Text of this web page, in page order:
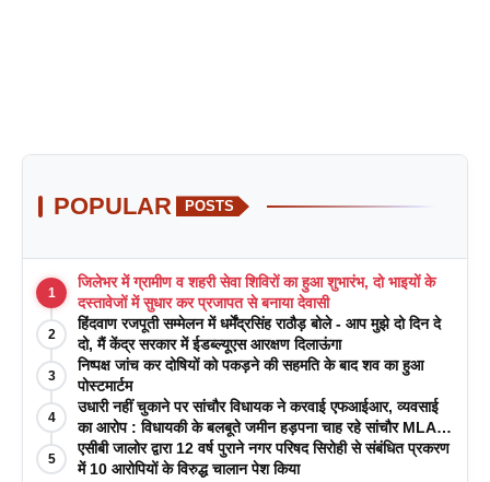
POPULAR POSTS
1
जिलेभर में ग्रामीण व शहरी सेवा शिविरों का हुआ शुभारंभ, दो भाइयों के
दस्तावेजों में सुधार कर प्रजापत से बनाया देवासी
2
हिंदवाण रजपूती सम्मेलन में धर्मेंद्रसिंह राठौड़ बोले - आप मुझे दो दिन दे
दो, मैं केंद्र सरकार में ईडब्ल्यूएस आरक्षण दिलाऊंगा
3
निष्पक्ष जांच कर दोषियों को पकड़ने की सहमति के बाद शव का हुआ
पोस्टमार्टम
4
उधारी नहीं चुकाने पर सांचौर विधायक ने करवाई एफआईआर, व्यवसाई
का आरोप : विधायकी के बलबूते जमीन हड़पना चाह रहे सांचौर MLA
जीवाराम !
5
एसीबी जालोर द्वारा 12 वर्ष पुराने नगर परिषद सिरोही से संबंधित प्रकरण
में 10 आरोपियों के विरुद्ध चालान पेश किया